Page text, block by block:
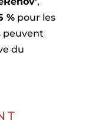
%pour les
peuvent
du